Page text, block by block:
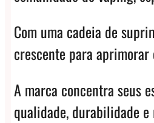
Com uma cadeia de
crescente para
A marca concentra seus
qualidade, durabilidade